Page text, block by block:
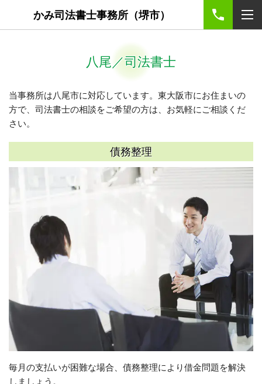
かみ司法書士事務所（堺市）
八尾／司法書士
当事務所は八尾市に対応しています。東大阪市にお住まいの
方で、司法書士の相談をご希望の方は、お気軽にご相談くだ
さい。
債務整理
毎月の支払いが困難な場合、債務整理により借金問題を解決
しましょう。